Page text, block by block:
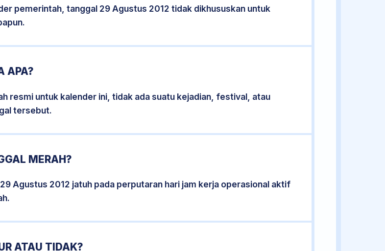
pemerintah, tanggal 29 Agustus 2012 tidak dikhususkan untuk
APA?
resmi untuk kalender ini, tidak ada suatu kejadian, festival, atau
tersebut.
MERAH?
Agustus 2012 jatuh pada perputaran hari jam kerja operasional aktif
ATAU TIDAK?